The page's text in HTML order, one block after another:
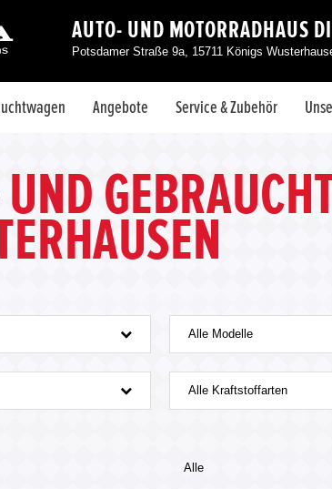
AUTO- UND MOTORRADHAUS
Potsdamer Straße 9a, 15711 Königs
Angebote Service & Zubehör
Alle Modelle
Alle Kraftstoffarten